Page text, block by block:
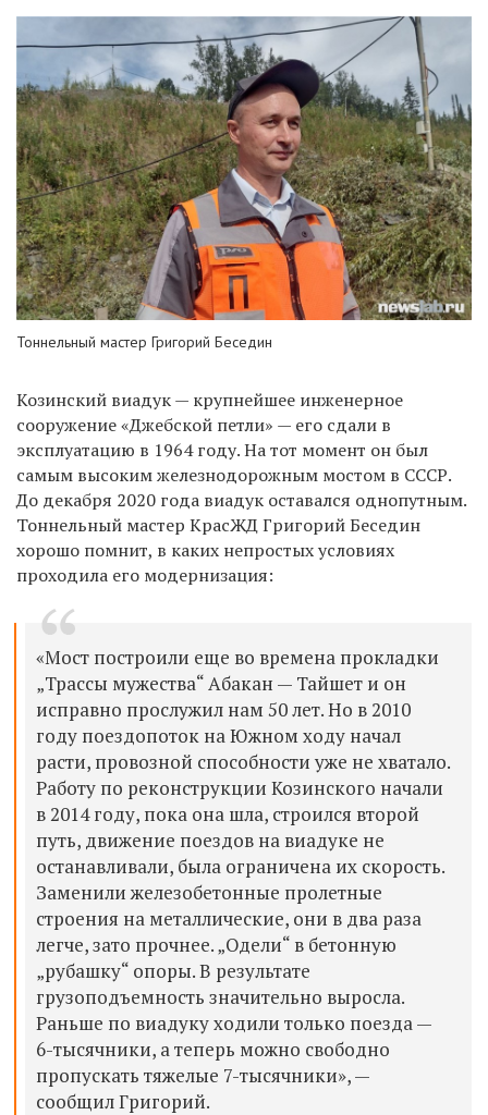
Тоннельный мастер Григорий Беседин
Козинский виадук— крупнейшее инженерное
сооружение «Джебской петли» — его сдали в
эксплуатацию в 1964 году. На тот момент он был
самым высоким железнодорожным мостом в СССР.
До декабря 2020 года виадук оставался однопутным.
Тоннельный мастер КрасЖД Григорий Беседин
хорошо помнит, в каких непростых условиях
проходила его модернизация:
«Мост построили еще во времена прокладки
„Трассы мужества“Абакан — Тайшет и он
исправно прослужил нам 50 лет. Но в 2010
году поездопоток на Южном ходу начал
расти, провозной способности уже не хватало.
Работу по реконструкции Козинского начали
в 2014 году, пока она шла, строился второй
путь, движение поездов на виадуке не
останавливали, была ограничена их скорость.
Заменили железобетонные пролетные
строения на металлические, они в два раза
легче, зато прочнее.„Одели“ в бетонную
„рубашку“ опоры. В результате
грузоподъемность значительно выросла.
Раньше по виадуку ходили только поезда—
6-тысячники, а теперь можно свободно
пропускать тяжелые 7-тысячники»,—
сообщил Григорий.